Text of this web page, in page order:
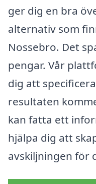
ger dig en bra
alternativ som
Nossebro. Det
pengar. Vår
dig att
resultaten
kan fatta ett
hjälpa dig att
avskiljningen för